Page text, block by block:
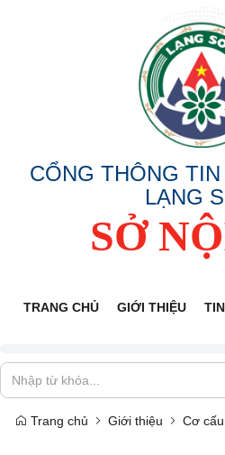
CỔNG THÔNG
LẠNG
SỞ
TRANG CHỦ GIỚI THIỆU
Trang chủ Giới thiệu Cơ